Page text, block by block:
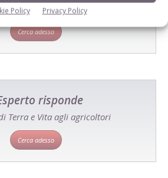
Policy Privacy Policy
prodotto!
Cerca adesso
risponde
Terra e Vita agli agricoltori
Cerca adesso